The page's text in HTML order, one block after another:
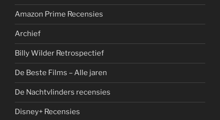
Amazon Prime Recensies
Archief
Billy Wilder Retrospectief
De Beste Films – Alle jaren
De Nachtvlinders recensies
Disney+ Recensies